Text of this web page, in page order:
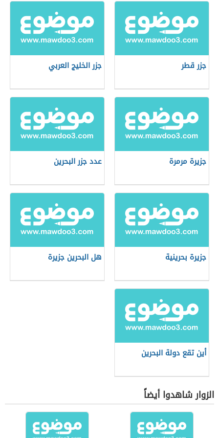
جزر قطر جزر الخليج العربي
جزيرة مرمرة عدد جزر البحرين
جزيرة بحرينية هل البحرين جزيرة
أين تقع دولة البحرين
الزوار شاهدوا أيضاً